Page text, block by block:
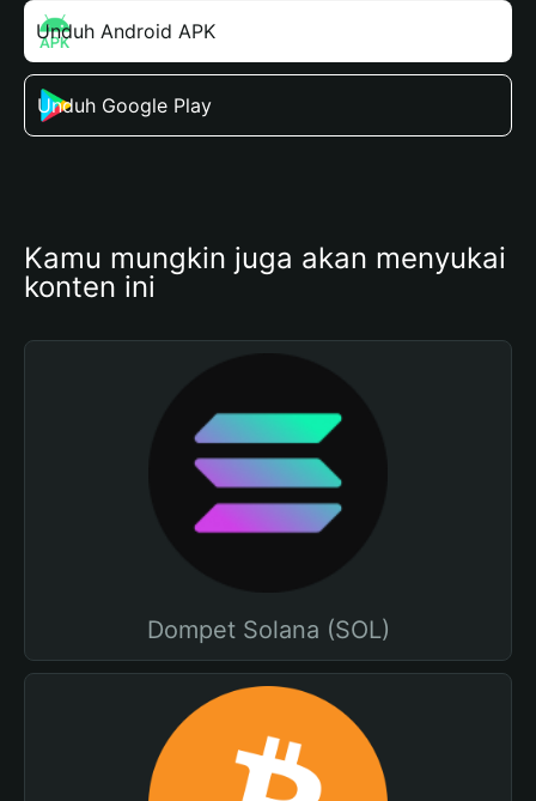
Unduh Android APK
Unduh Google Play
Kamu mungkin juga akan menyukai
konten ini
Dompet Solana (SOL)